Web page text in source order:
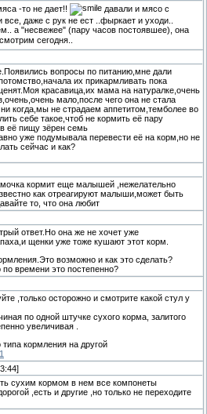
-то не дает!!
давали и мясо с
даже с рук не ест ..фыркает и уходи..
а "несвежее" (пару часов постоявшее), она
сегодня..
вопросы по питанию,мне дали
их прикармливать пока
красавица,их мама на натуралке,очень
мало,после чего она не стала
когда,мы не страдаем аппетитом,темболее во
себе такое,чтоб не кормить её пару
её пищу зёрен семь
уже подумывала перевести её на корм,но не
сейчас и как?
кормит еще малышей ,нежелательно
как отреагируют малыши,может быть
то, что она любит
ответ.Но она же не хочет уже
щенки уже тоже кушают этот корм.
возможно и как это сделать?
времени это постепенно?
,только осторожно и смотрите какой стул у
по одной штучке сухого корма, залитого
увеличивая .
типа кормления на другой
сухим кормом в нем все компонеты
,есть и другие ,но только не переходите